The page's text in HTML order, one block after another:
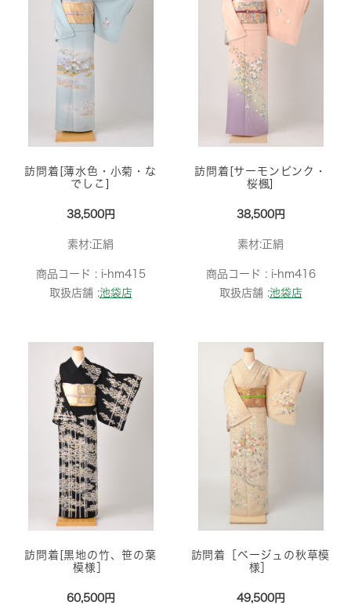
訪問着[薄水色・小菊・な
でしこ]
38,500円
素材:正絹
商品コード : i-hm415
取扱店舗 :池袋店
訪問着[サーモンピンク・
桜楓]
38,500円
素材:正絹
商品コード : i-hm416
取扱店舗 :池袋店
訪問着[黒地の竹、笹の葉
模様］
60,500円
訪問着［ベージュの秋草模
様］
49,500円